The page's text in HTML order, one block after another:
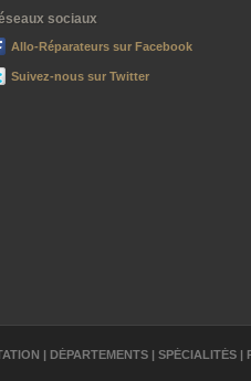
sociaux
Allo-Réparateurs sur Facebook
Suivez-nous sur Twitter
| DÉPARTEMENTS | SPÉCIALITÉS |